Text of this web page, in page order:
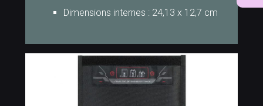
Dimensions internes : 24,13 x 12,7 cm